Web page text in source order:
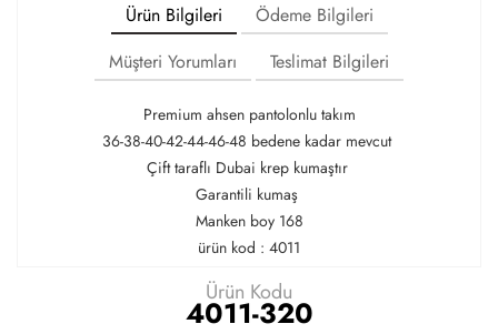
Ürün Bilgileri
Ödeme Bilgileri
Müşteri Yorumları
Teslimat Bilgileri
Premium ahsen pantolonlu takım
36-38-40-42-44-46-48 bedene kadar mevcut
Çift taraflı Dubai krep kumaştır
Garantili kumaş
Manken boy 168
ürün kod : 4011
Ürün Kodu
4011-320